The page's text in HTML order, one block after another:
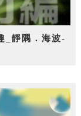
_靜隅．海波-